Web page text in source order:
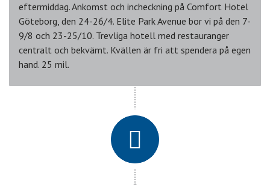
eftermiddag. Ankomst och incheckning på Comfort Hotel
Göteborg, den 24-26/4. Elite Park Avenue bor vi på den 7-
9/8 och 23-25/10. Trevliga hotell med restauranger
centralt och bekvämt. Kvällen är fri att spendera på egen
hand. 25 mil.